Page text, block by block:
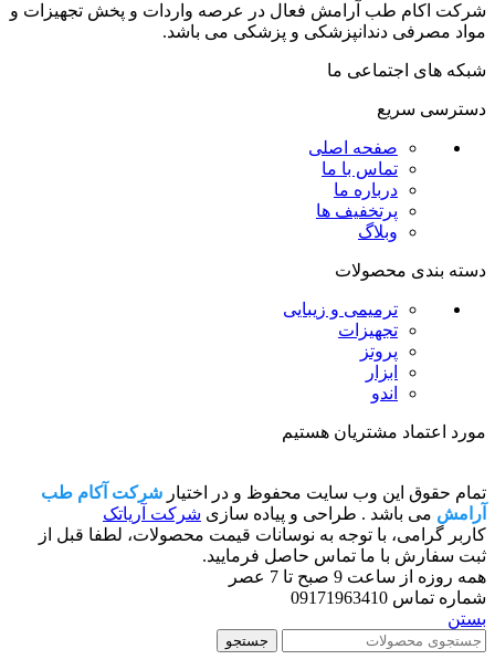
شرکت اکام طب آرامش فعال در عرصه واردات و پخش تجھیزات و
مواد مصرفی دندانپزشکی و پزشکی می باشد.
شبکه های اجتماعی ما
دسترسی سریع
صفحه اصلی
تماس با ما
درباره ما
پرتخفیف ها
وبلاگ
دسته بندی محصولات
ترمیمی و زیبایی
تجهیزات
پروتز
ابزار
اندو
مورد اعتماد مشتریان هستیم
تمام حقوق این وب سایت محفوظ و در اختیار شرکت آکام طب
آرامش می باشد . طراحی و پیاده سازی شرکت آریاتک
کاربر گرامی، با توجه به نوسانات قیمت محصولات، لطفا قبل از
ثبت سفارش با ما تماس حاصل فرمایید.
همه روزه از ساعت 9 صبح تا 7 عصر
شماره تماس 09171963410
بستن
جستجو